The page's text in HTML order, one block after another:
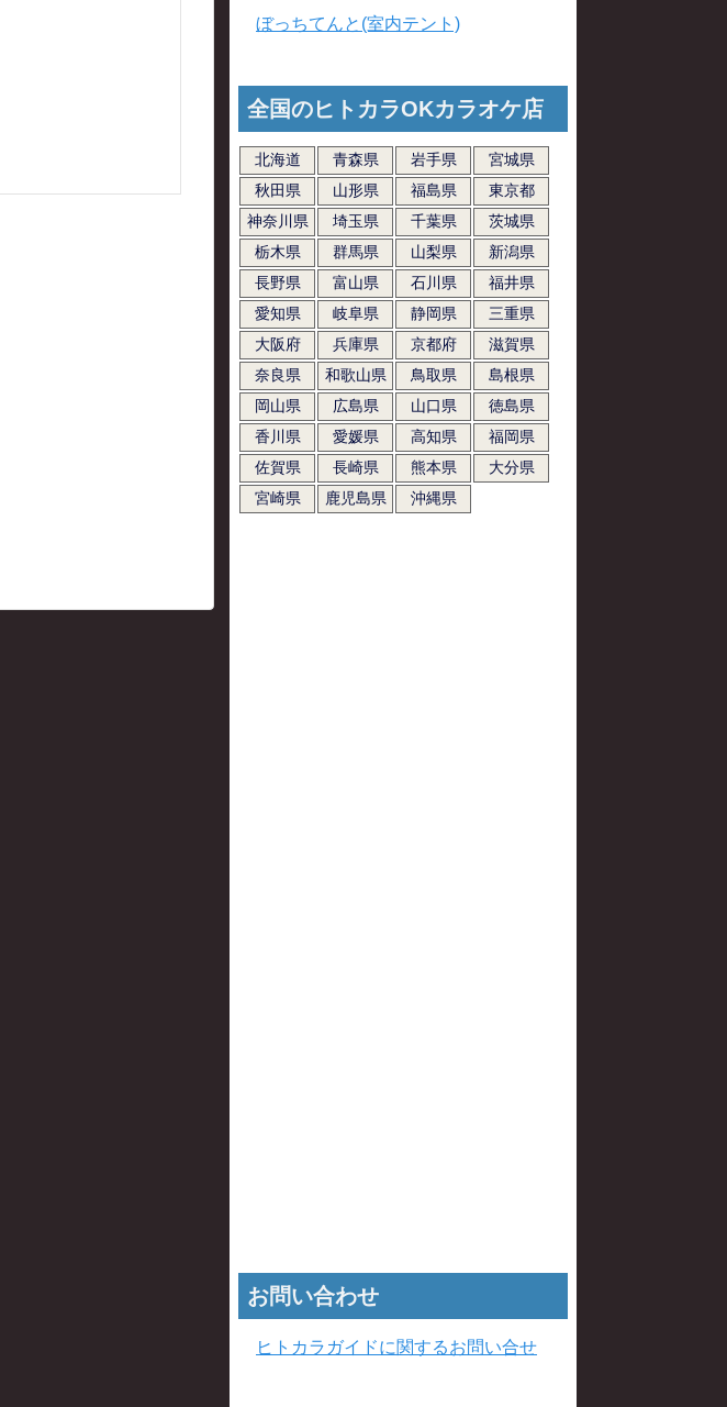
ぼっちてんと(室内テント)
全国のヒトカラOKカラオケ店
北海道 青森県 岩手県
宮城県
秋田県
山形県 福島県
東京都
神奈川県
埼玉県 千葉県
茨城県
栃木県
群馬県 山梨県
新潟県
長野県
富山県 石川県
福井県
愛知県
岐阜県 静岡県
三重県
大阪府
兵庫県 京都府
滋賀県
奈良県
和歌山県 鳥取県
島根県
岡山県
広島県 山口県
徳島県
香川県
愛媛県 高知県
福岡県
佐賀県
長崎県 熊本県
大分県
宮崎県
鹿児島県 沖縄県
お問い合わせ
ヒトカラガイドに関するお問い合せ